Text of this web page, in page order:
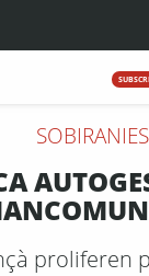
SOBIRANIES
proliferen